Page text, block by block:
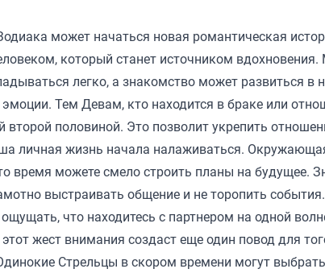
может начаться новая романтическая
который станет источником
легко, а знакомство может развиться в
Тем Девам, кто находится в браке или
половиной. Это позволит укрепить
личная жизнь начала налаживаться.
время можете смело строить планы на
выстраивать общение и не торопить события.
что находитесь с партнером на одной
жест внимания создаст еще один повод для
Стрельцы в скором времени могут